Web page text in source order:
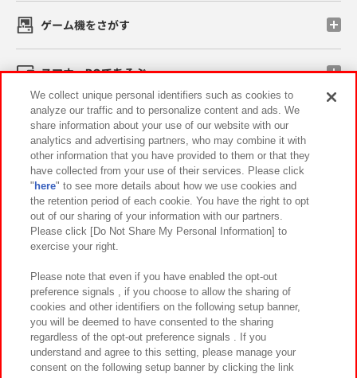
ゲーム機をさがす
スマホ・PCであそぶ
イベント・キャンペーン
関連会社 サステナビリティ サイトポリシー
プライバシーポリシー ウェブアクセシビリティ方針と検証結果
お取引先さまとともに
カスタマーハラスメント対応方針 よくあるご質問・お問い合わせ
We collect unique personal identifiers such as cookies to
analyze our traffic and to personalize content and ads. We
share information about your use of our website with our
analytics and advertising partners, who may combine it with
other information that you have provided to them or that they
have collected from your use of their services. Please click
" here" to see more details about how we use cookies and
the retention period of each cookie. You have the right to opt
out of our sharing of your information with our partners.
Please click [Do Not Share My Personal Information] to
exercise your right.
Please note that even if you have enabled the opt-out
preference signals , if you choose to allow the sharing of
cookies and other identifiers on the following setup banner,
you will be deemed to have consented to the sharing
regardless of the opt-out preference signals . If you
understand and agree to this setting, please manage your
consent on the following setup banner by clicking the link